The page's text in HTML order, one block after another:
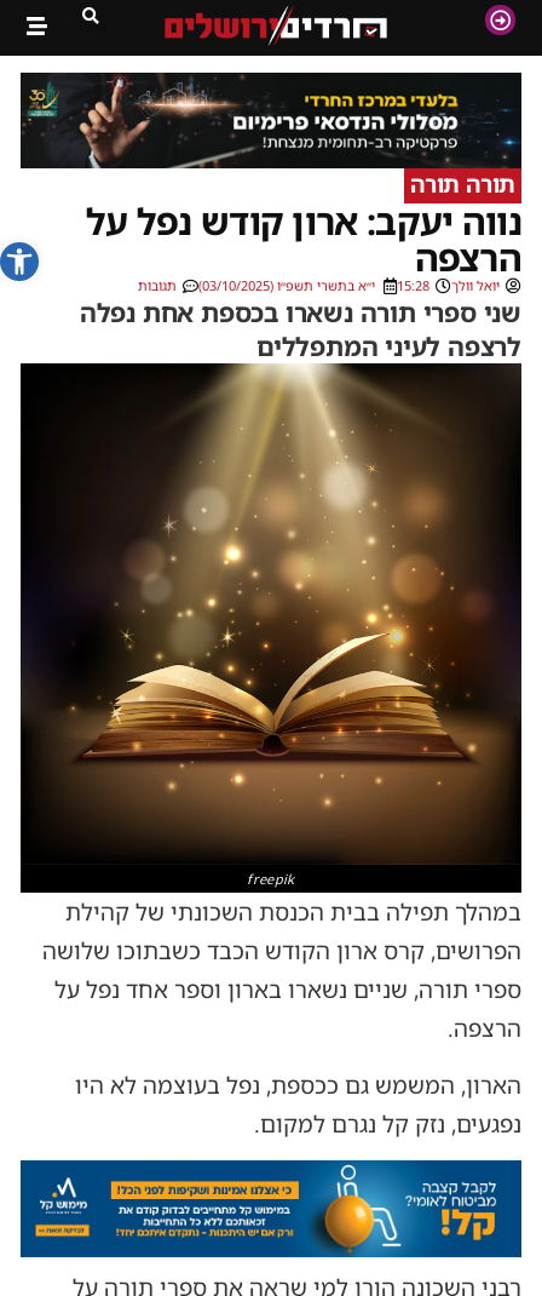
פתח
תורה תורה
נווה יעקב: ארון קודש נפל על
הרצפה
יואל וולך 15:28 י״א בתשרי תשפ״ו (03/10/2025) תגובות
שני ספרי תורה נשארו בכספת אחת נפלה
לרצפה לעיני המתפללים
freepik
במהלך תפילה בבית הכנסת השכונתי של קהילת
הפרושים, קרס ארון הקודש הכבד כשבתוכו שלושה
ספרי תורה, שניים נשארו בארון וספר אחד נפל על
הרצפה.
הארון, המשמש גם ככספת, נפל בעוצמה לא היו
נפגעים, נזק קל נגרם למקום.
רבני השכונה הורו למי שראה את ספרי תורה על